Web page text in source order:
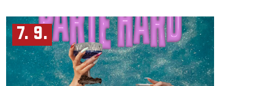
7. 9.